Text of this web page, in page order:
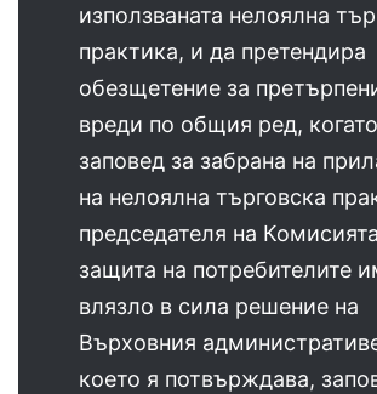
използваната нелоялна
практика, и да претендира
обезщетение за
вреди по общия ред,
заповед за забрана на
на нелоялна търговска
председателя на
защита на потребителите
влязло в сила решение на
Върховния
което я потвърждава,